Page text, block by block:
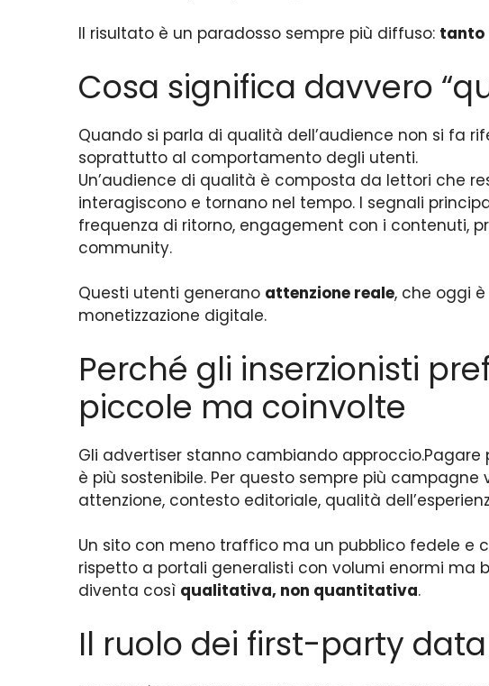
Il risultato è un paradosso sempre più diffuso: tanto
Cosa significa davvero
Quando si parla di qualità dell’audience non si fa
soprattutto al comportamento degli utenti.
Un’audience di qualità è composta da lettori che
interagiscono e tornano nel tempo. I segnali
frequenza di ritorno, engagement con i contenuti,
community.
Questi utenti generano attenzione reale, che oggi
monetizzazione digitale.
Perché gli inserzionisti
piccole ma coinvolte
Gli advertiser stanno cambiando
è più sostenibile. Per questo sempre più
attenzione, contesto editoriale, qualità
Un sito con meno traffico ma un pubblico fedele e
rispetto a portali generalisti con volumi enormi ma
diventa così qualitativa, non quantitativa.
Il ruolo dei first-party data